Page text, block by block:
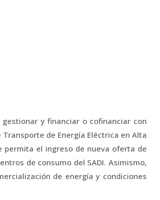
y financiar o cofinanciar con
de Energía Eléctrica en Alta
permita el ingreso de nueva oferta de
de consumo del SADI. Asimismo,
de energía y condiciones